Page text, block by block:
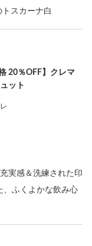
スカーナ白
20％OFF】クレマ
ット
実感＆洗練された印
、ふくよかな飲み心